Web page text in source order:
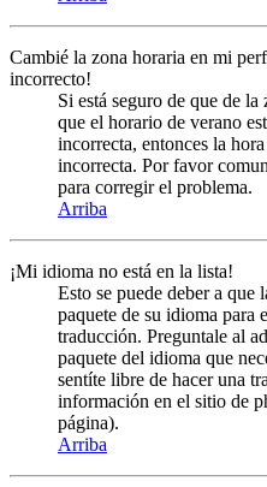
Cambié la zona horaria en mi
incorrecto!
Si está seguro de que de
que el horario de verano
incorrecta, entonces la
incorrecta. Por favor
para corregir el problema.
Arriba
¡Mi idioma no está en la lista!
Esto se puede deber a que
paquete de su idioma para
traducción. Preguntale al
paquete del idioma que
sentíte libre de hacer una
información en el sitio de
página).
Arriba